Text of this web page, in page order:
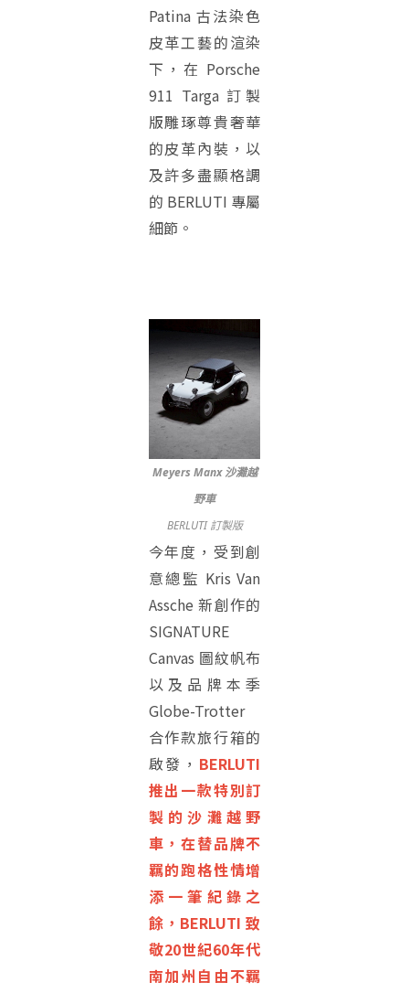
Patina 古法染色
皮革工藝的渲染
下，在 Porsche
911 Targa 訂製
版雕琢尊貴奢華
的皮革內裝，以
及許多盡顯格調
的 BERLUTI 專屬
細節。
Meyers Manx 沙灘越
野車
BERLUTI 訂製版
今年度，受到創
意總監 Kris Van
Assche 新創作的
SIGNATURE
Canvas 圖紋帆布
以及品牌本季
Globe-Trotter
合作款旅行箱的
啟發， BERLUTI
推出一款特別訂
製的沙灘越野
車，在替品牌不
羈的跑格性情增
添一筆紀錄之
餘，BERLUTI 致
敬20世紀60年代
南加州自由不羈